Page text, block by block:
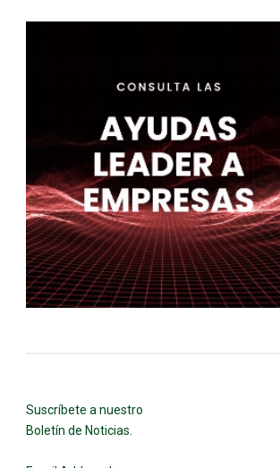
Suscríbete a nuestro
Boletín de Noticias.